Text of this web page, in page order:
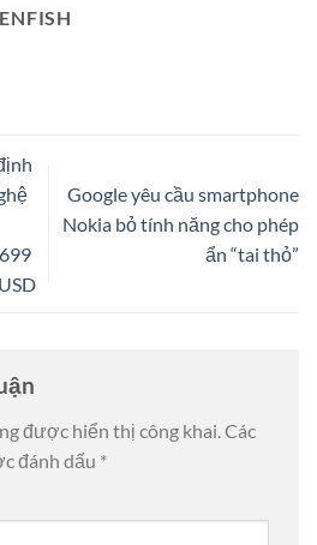
Google yêu cầu smartphone
Nokia bỏ tính năng cho phép
ẩn “tai thỏ”
được hiển thị công khai.Các
đánh dấu *